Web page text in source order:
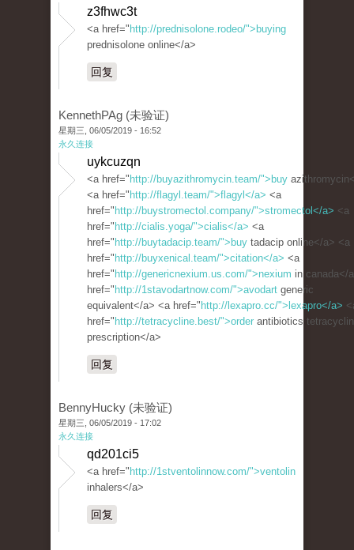
z3fhwc3t
<a href=" http://prednisolone.rodeo/">buying
prednisolone online</a>
回复
KennethPAg (未验证)
星期三, 06/05/2019 - 16:52
永久连接
uykcuzqn
<a href=" http://buyazithromycin.team/">buy
<a href=" http://flagyl.team/">flagyl</a> <a
href=" http://buystromectol.company/">stromectol</a> <a
href=" http://cialis.yoga/">cialis</a> <a
href=" http://buytadacip.team/">buy tadacip online</a> <a
href=" http://buyxenical.team/">citation</a> <a
href=" http://genericnexium.us.com/">nexium in canada</
href=" http://1stavodartnow.com/">avodart generic
equivalent</a> <a href=" http://lexapro.cc/">lexapro</a>
href=" http://tetracycline.best/">order antibiotics
prescription</a>
回复
BennyHucky (未验证)
星期三, 06/05/2019 - 17:02
永久连接
qd201ci5
<a href=" http://1stventolinnow.com/">ventolin
inhalers</a>
回复